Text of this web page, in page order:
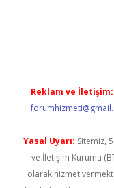
Reklam ve İletişim:
Yasal Uyarı: Sitemiz,
ve İletişim Kurumu
olarak hizmet